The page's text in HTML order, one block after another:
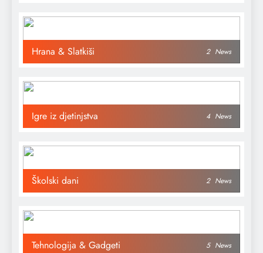
Hrana & Slatkiši 2 News
Igre iz djetinjstva 4 News
Školski dani 2 News
Tehnologija & Gadgeti 5 News